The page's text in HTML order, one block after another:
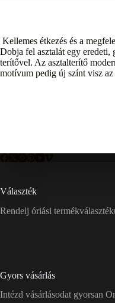
Kellemes étkezés és a
Dobja fel asztalát egy
terítővel. Az asztalterítő
motívum pedig új színt visz az
Választék
Rendelj óriási
Gyors vásárlás
Intézd vásárlásodat gyorsan